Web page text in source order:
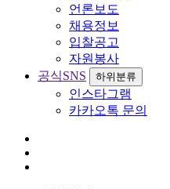
언론보도
채용정보
입찰공고
자원봉사
공식SNS
하위분류
인스타그램
카카오톡 문의